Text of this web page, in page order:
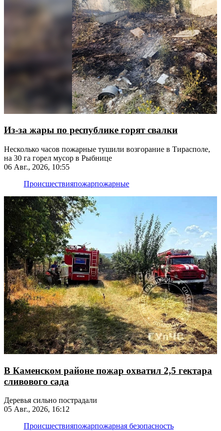
Из-за жары по республике горят свалки
Несколько часов пожарные тушили возгорание в Тирасполе,
на 30 га горел мусор в Рыбнице
06 Авг., 2026, 10:55
Происшествияпожарпожарные
В Каменском районе пожар охватил 2,5 гектара
сливового сада
Деревья сильно пострадали
05 Авг., 2026, 16:12
Происшествияпожарпожарная безопасность